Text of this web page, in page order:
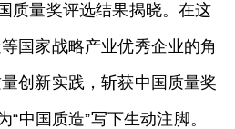
质量奖评选结果揭晓。在这
国家战略产业优秀企业的角
创新实践，斩获中国质量奖
“中国质造”写下生动注脚。